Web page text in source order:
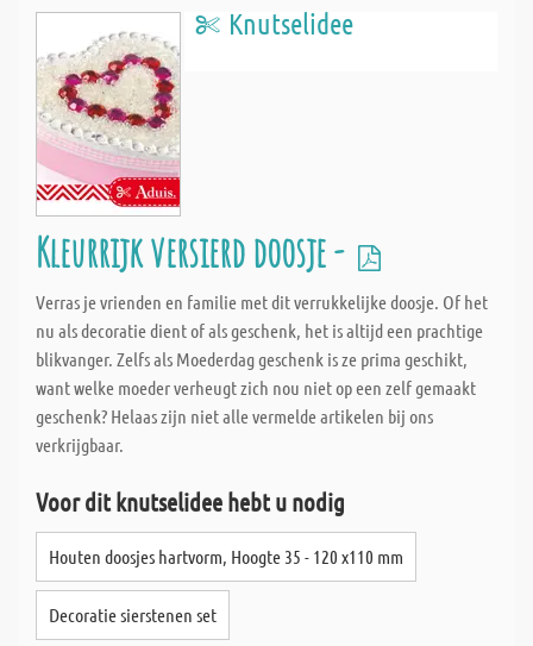
Knutselidee
Kleurrijk versierd doosje -
Verras je vrienden en familie met dit verrukkelijke doosje. Of het
nu als decoratie dient of als geschenk, het is altijd een prachtige
blikvanger. Zelfs als Moederdag geschenk is ze prima geschikt,
want welke moeder verheugt zich nou niet op een zelf gemaakt
geschenk? Helaas zijn niet alle vermelde artikelen bij ons
verkrijgbaar.
Voor dit knutselidee hebt u nodig
Houten doosjes hartvorm, Hoogte 35 - 120 x110 mm
Decoratie sierstenen set